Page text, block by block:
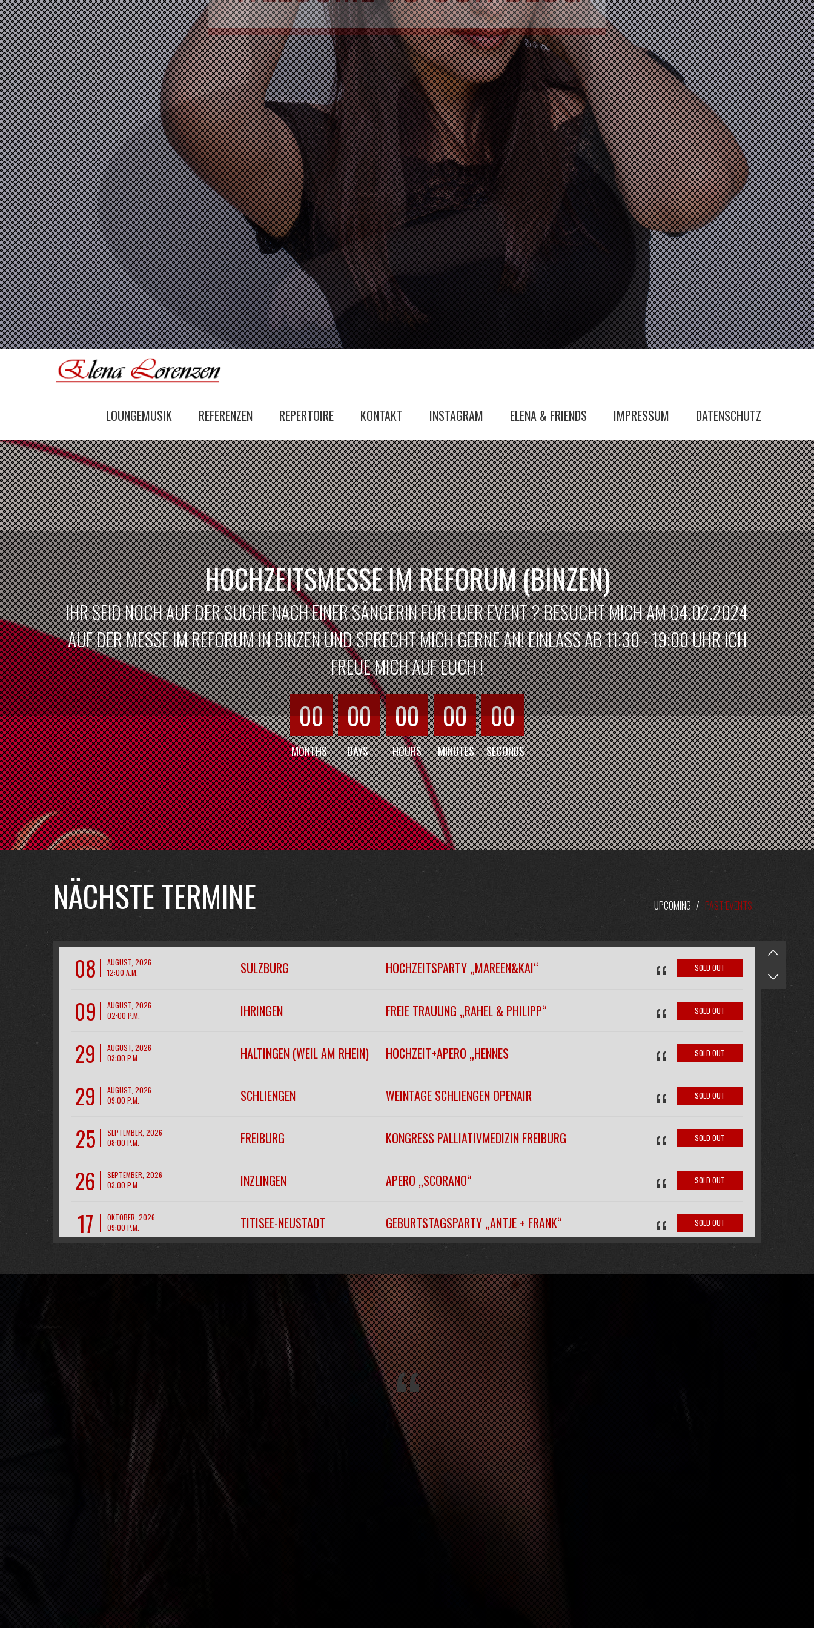
LOUNGEMUSIK REFERENZEN REPERTOIRE KONTAKT INSTAGRAM ELENA & FRIENDS IMPRESSUM DATENSCHUTZ
HOCHZEITSMESSE IM REFORUM (BINZEN)
IHR SEID NOCH AUF DER SUCHE NACH EINER SÄNGERIN FÜR EUER EVENT ? BESUCHT MICH AM 04.02.2024
AUF DER MESSE IM REFORUM IN BINZEN UND SPRECHT MICH GERNE AN! EINLASS AB 11:30 - 19:00 UHR ICH
FREUE MICH AUF EUCH !
00 00 00 00 00
MONTHS DAYS HOURS MINUTES SECONDS
NÄCHSTE TERMINE UPCOMING / PAST EVENTS
08
AUGUST, 2026
12:00 A.M.
SULZBURG HOCHZEITSPARTY „MAREEN&KAI“ “ SOLD OUT
09
AUGUST, 2026
02:00 P.M.
IHRINGEN FREIE TRAUUNG „RAHEL & PHILIPP“ “ SOLD OUT
29
AUGUST, 2026
03:00 P.M.
HALTINGEN (WEIL AM RHEIN) HOCHZEIT+APERO „HENNES “ SOLD OUT
29
AUGUST, 2026
09:00 P.M.
SCHLIENGEN WEINTAGE SCHLIENGEN OPENAIR “ SOLD OUT
25
SEPTEMBER, 2026
08:00 P.M.
FREIBURG KONGRESS PALLIATIVMEDIZIN FREIBURG “ SOLD OUT
26
SEPTEMBER, 2026
03:00 P.M.
INZLINGEN APERO „SCORANO“ “ SOLD OUT
17
OKTOBER, 2026
09:00 P.M.
TITISEE-NEUSTADT GEBURTSTAGSPARTY „ANTJE + FRANK“ “ SOLD OUT
28 “
FREIBURG KONZERTHAUSBALL 2026
12 FREIBURG KONZERTHAUSBALL 2026
31
06:00 P.M.
SILVESTERPARTY MIT RANDYCLUB IM NOURI-
HOTEL
08
JANUAR, 2027
09:00 P.M.
FASNACHTSPARTY MIT 64U
FEBRUAR, 2027
09:00 P.M.
FASNACHTSPARTY MIT 64U
FEBRUAR, 2027
09:00 P.M.
FASNACHTSPARTY MIT 64U
FEBRUAR, 2027
03:00 P.M.
JUNI, 2027
“